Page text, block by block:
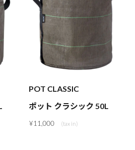
POT CLASSIC
ポット クラシック 50L
¥11,000